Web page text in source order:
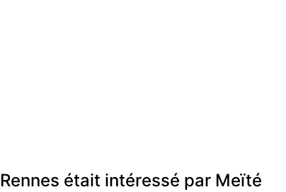
Rennes était intéressé par Meïté